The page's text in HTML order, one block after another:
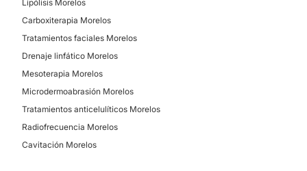
Lipólisis Morelos
Carboxiterapia Morelos
Tratamientos faciales Morelos
Drenaje linfático Morelos
Mesoterapia Morelos
Microdermoabrasión Morelos
Tratamientos anticelulíticos Morelos
Radiofrecuencia Morelos
Cavitación Morelos